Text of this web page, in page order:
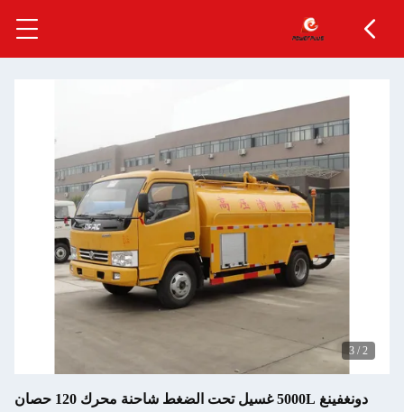
2
/
3
دونغفينغ 5000L غسيل تحت الضغط شاحنة محرك 120 حصان